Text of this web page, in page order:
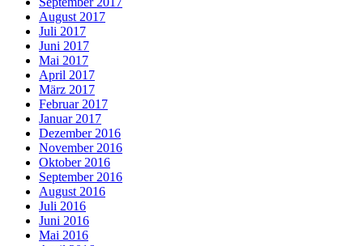
August 2017
Juli 2017
Juni 2017
Mai 2017
April 2017
März 2017
Februar 2017
Januar 2017
Dezember 2016
November 2016
Oktober 2016
September 2016
August 2016
Juli 2016
Juni 2016
Mai 2016